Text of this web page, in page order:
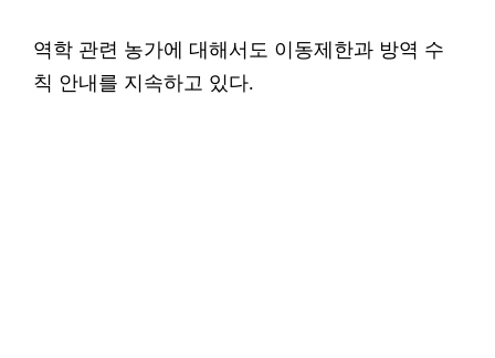
역학 관련 농가에 대해서도 이동제한과 방역 수
칙 안내를 지속하고 있다.